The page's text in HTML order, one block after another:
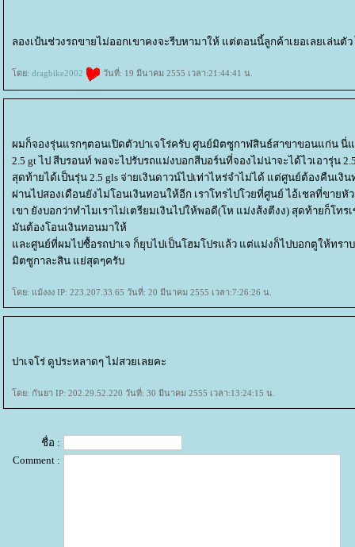
ลองเป้นช่วงรถขายไม่ออกเขาคงจะรีบหามาให้ แต่ตอนนี้ลูกค้าเยอเลยเล่นตั
ดย: dragbike2002 วันที่: 19 มีนาคม 2555 เวลา:21:44:41 น.
ผมก็จองรุ่นแรกๆตอนเปิดตัวปาเจโร่ครับ ศูนย์มิตซูกาฬสินธ์สาขาขอนแก่น นี่
2.5 gt ไป สีบรอนท์ พอจะไปรับรถแม่งบอกสีบอร์นที่จองไม่น่าจะได้ไวเอารุ่น
สุดท้ายได้เป็นรุ่น 2.5 gls จ่ายเงินดาวน์ไปเท่าไหร่จำไม่ได้ แต่ศูนย์ต้องคืนเ
ผ่านไปสองเดือนยังไม่โอนเงินทอนให้อีก เราโทรไปโวยที่ศูนย์ ไอ้เชลที่ขาย
เขา ยังบอกว่าทำไมเราไม่เตรียมเงินไปให้พอดี(โห แม่งส้งตีงง) สุดท้ายก็โ
มันต้องโอนเงินทอนมาให้
ละศูนย์ที่ผมไปซื้อรถปาเจ ก็ยุบไปเป็นโฮมโปรแล้ว แต่แม่งก็ไปบอกตูให้ทรา
มิตซูกาละสิน แย่สุดๆครับ
ดย: แม้งงง IP: 223.207.33.65 วันที่: 20 มีนาคม 2555 เวลา:7:26:26 น.
ปาเจโร่ ดูประหลาดๆ ไม่สวยเลยคะ
ดย: กันยา IP: 202.29.52.220 วันที่: 30 มีนาคม 2555 เวลา:13:24:15 น.
ชื่อ :
Comment :